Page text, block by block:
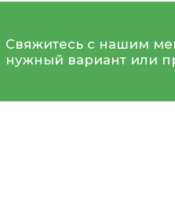
Свяжитесь с нашим
нужный вариант или